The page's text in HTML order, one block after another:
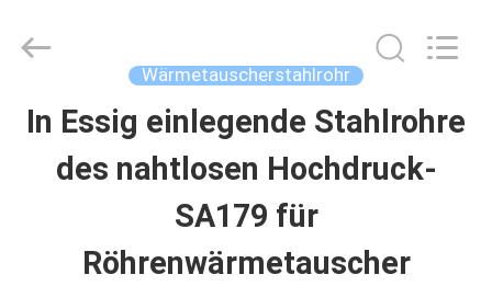
HAUS
Joyruns
Rights
Wärmetauscherstahlrohr
In Essig einlegende Stahlrohre
des nahtlosen Hochdruck-
SA179 für
Röhrenwärmetauscher